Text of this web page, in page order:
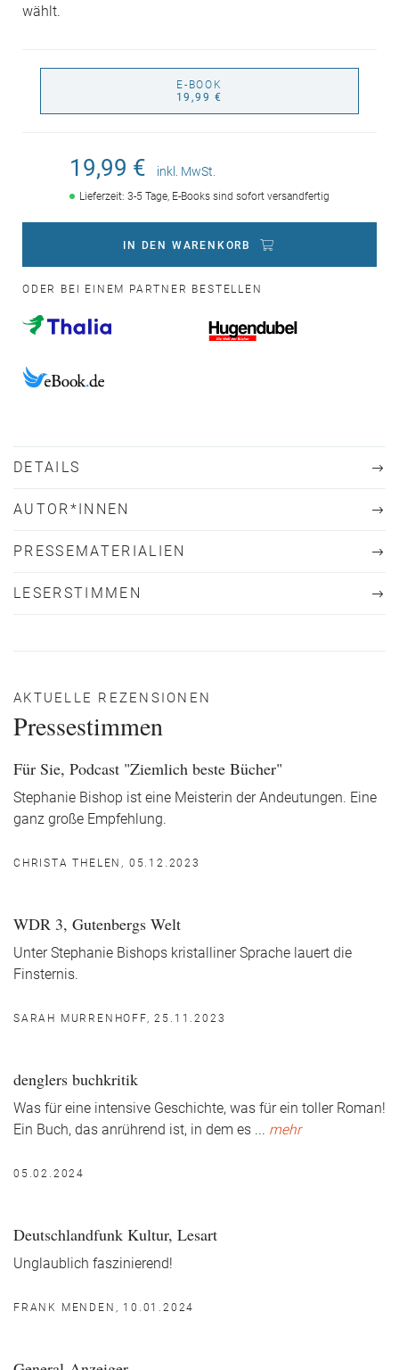
wählt.
E-BOOK
19,99 €
19,99 € inkl. MwSt.
Lieferzeit: 3-5 Tage, E-Books sind sofort versandfertig
IN DEN WARENKORB
ODER BEI EINEM PARTNER BESTELLEN
DETAILS
AUTOR*INNEN
PRESSEMATERIALIEN
LESERSTIMMEN
AKTUELLE REZENSIONEN
Pressestimmen
Für Sie, Podcast "Ziemlich beste Bücher"
Stephanie Bishop ist eine Meisterin der Andeutungen. Eine
ganz große Empfehlung.
CHRISTA THELEN, 05.12.2023
WDR 3, Gutenbergs Welt
Unter Stephanie Bishops kristalliner Sprache lauert die
Finsternis.
SARAH MURRENHOFF, 25.11.2023
denglers buchkritik
Was für eine intensive Geschichte, was für ein toller Roman!
Ein Buch, das anrührend ist, in dem es ... mehr
05.02.2024
Deutschlandfunk Kultur, Lesart
Unglaublich faszinierend!
FRANK MENDEN, 10.01.2024